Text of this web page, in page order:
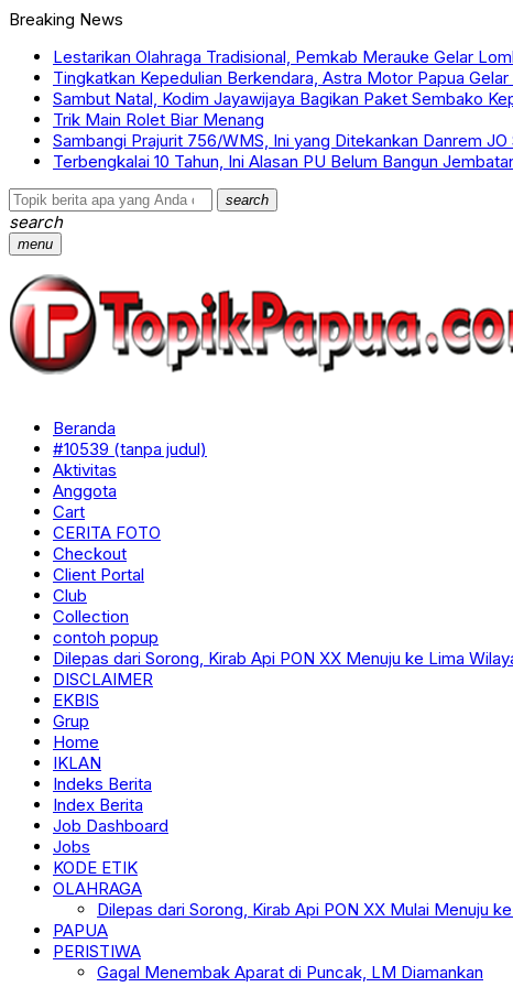
Breaking News
Lestarikan Olahraga Tradisional, Pemkab Merauke Gelar
Tingkatkan Kepedulian Berkendara, Astra Motor Papua
Sambut Natal, Kodim Jayawijaya Bagikan Paket Sembako
Trik Main Rolet Biar Menang
Sambangi Prajurit 756/WMS, Ini yang Ditekankan Danrem JO
Terbengkalai 10 Tahun, Ini Alasan PU Belum Bangun
search
search
menu
Beranda
#10539 (tanpa judul)
Aktivitas
Anggota
Cart
CERITA FOTO
Checkout
Client Portal
Club
Collection
contoh popup
Dilepas dari Sorong, Kirab Api PON XX Menuju ke Lima
DISCLAIMER
EKBIS
Grup
Home
IKLAN
Indeks Berita
Index Berita
Job Dashboard
Jobs
KODE ETIK
OLAHRAGA
Dilepas dari Sorong, Kirab Api PON XX Mulai Menuju
PAPUA
PERISTIWA
Gagal Menembak Aparat di Puncak, LM Diamankan